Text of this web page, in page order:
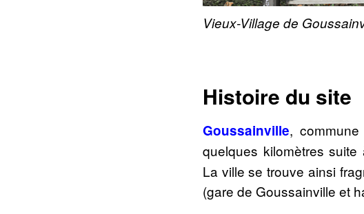
Vieux-Village de
Histoire du site
Goussainville,
quelques kilomètres suite
La ville se trouve ainsi
(gare de Goussainville et